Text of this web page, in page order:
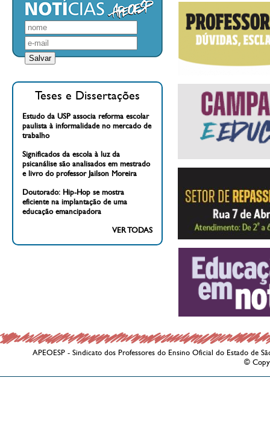
Teses e Dissertações
Estudo da USP associa reforma escolar
paulista à informalidade no mercado de
trabalho
Significados da escola à luz da
psicanálise são analisados em mestrado
e livro do professor Jailson Moreira
Doutorado: Hip-Hop se mostra
eficiente na implantação de uma
educação emancipadora
VER TODAS
APEOESP - Sindicato dos Professores do Ensino Oficial do Estado de
©